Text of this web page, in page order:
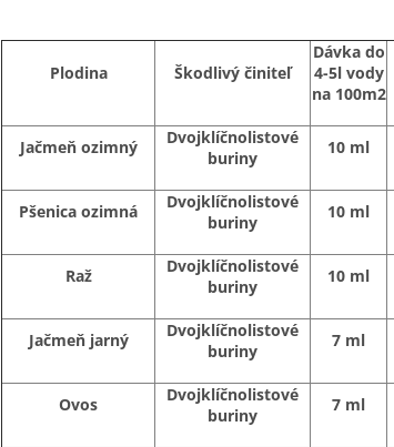
Plodina Škodlivý činiteľ
Dávka do
4-5l vody
na 100m2
Jačmeň ozimný
Dvojklíčnolistové
buriny
10 ml
Pšenica ozimná
Dvojklíčnolistové
buriny
10 ml
Raž
Dvojklíčnolistové
buriny
10 ml
Jačmeň jarný
Dvojklíčnolistové
buriny
7 ml
Ovos
Dvojklíčnolistové
buriny
7 ml